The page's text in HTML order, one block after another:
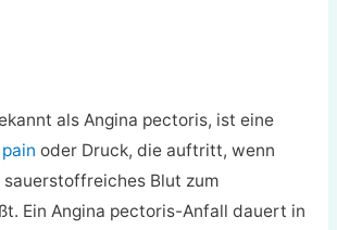
als Angina pectoris, ist eine
oder Druck, die auftritt, wenn
Blut zum
Ein Angina pectoris-Anfall dauert in